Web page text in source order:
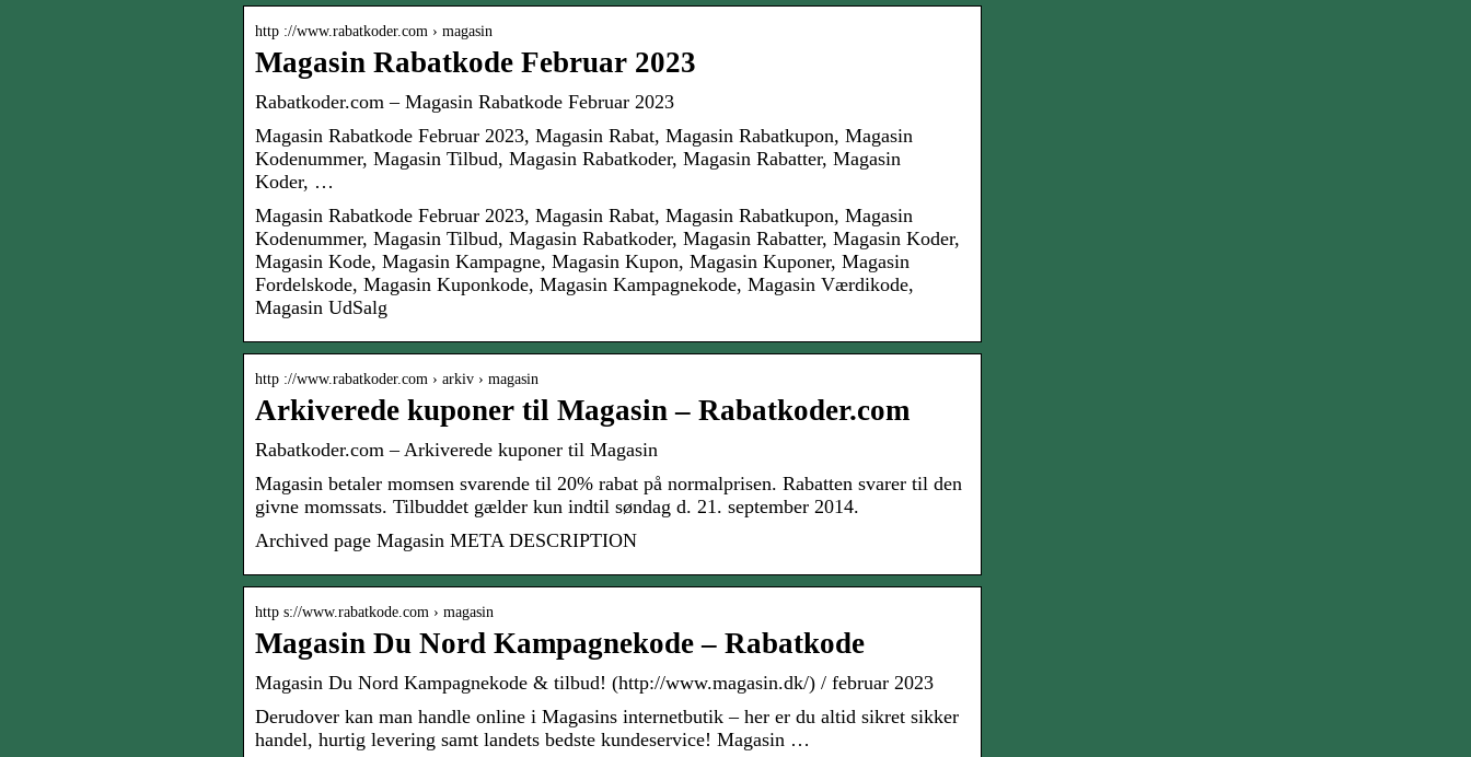
http ://www.rabatkoder.com › magasin
Magasin Rabatkode Februar 2023
Rabatkoder.com – Magasin Rabatkode Februar 2023
Magasin Rabatkode Februar 2023, Magasin Rabat, Magasin Rabatkupon, Magasin
Kodenummer, Magasin Tilbud, Magasin Rabatkoder, Magasin Rabatter, Magasin
Koder, …
Magasin Rabatkode Februar 2023, Magasin Rabat, Magasin Rabatkupon, Magasin
Kodenummer, Magasin Tilbud, Magasin Rabatkoder, Magasin Rabatter, Magasin Koder,
Magasin Kode, Magasin Kampagne, Magasin Kupon, Magasin Kuponer, Magasin
Fordelskode, Magasin Kuponkode, Magasin Kampagnekode, Magasin Værdikode,
Magasin UdSalg
http ://www.rabatkoder.com › arkiv › magasin
Arkiverede kuponer til Magasin – Rabatkoder.com
Rabatkoder.com – Arkiverede kuponer til Magasin
Magasin betaler momsen svarende til 20% rabat på normalprisen. Rabatten svarer til den
givne momssats. Tilbuddet gælder kun indtil søndag d. 21. september 2014.
Archived page Magasin META DESCRIPTION
http s://www.rabatkode.com › magasin
Magasin Du Nord Kampagnekode – Rabatkode
Magasin Du Nord Kampagnekode & tilbud! (http://www.magasin.dk/) / februar 2023
Derudover kan man handle online i Magasins internetbutik – her er du altid sikret sikker
handel, hurtig levering samt landets bedste kundeservice! Magasin …